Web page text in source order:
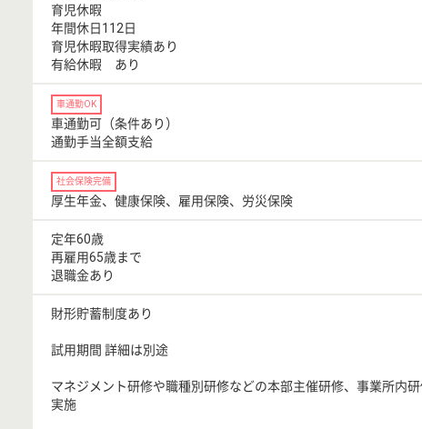
育児休暇
年間休日112日
育児休暇取得実績あり
有給休暇 あり
車通勤OK
車通勤可（条件あり）
通勤手当全額支給
社会保険完備
厚生年金、健康保険、雇用保険、労災保険
定年60歳
再雇用65歳まで
退職金あり
財形貯蓄制度あり
試用期間 詳細は別途
マネジメント研修や職種別研修などの本部主催研修、事業所内
実施